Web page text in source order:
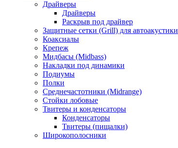
Драйверы
Драйверы
Раскрыв под драйвер
Защитные сетки (Grill) для автоакустики
Коаксиалы
Крепеж
Мидбасы (Midbass)
Накладки под динамики
Подиумы
Полки
Среднечастотники (Midrange)
Стойки лобовые
Твитеры и конденсаторы
Конденсаторы
Твитеры (пищалки)
Широкополосники